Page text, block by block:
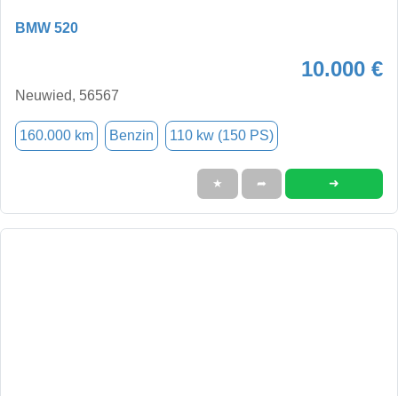
BMW 520
10.000 €
Neuwied, 56567
160.000 km Benzin 110 kw (150 PS)
★ ➦ ➜